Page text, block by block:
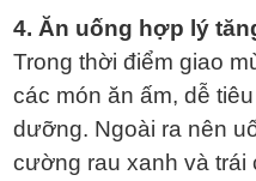
4. Ăn uống hợp lý
Trong thời điểm giao
các món ăn ấm, dễ
dưỡng. Ngoài ra nên
cường rau xanh và trái